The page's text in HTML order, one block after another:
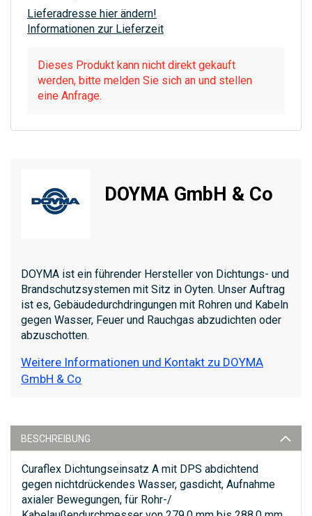
Lieferadresse hier ändern!
Informationen zur Lieferzeit
Dieses Produkt kann nicht direkt gekauft
werden, bitte melden Sie sich an und stellen
eine Anfrage.
DOYMA GmbH & Co
DOYMA ist ein führender Hersteller von Dichtungs- und
Brandschutzsystemen mit Sitz in Oyten. Unser Auftrag
ist es, Gebäudedurchdringungen mit Rohren und Kabeln
gegen Wasser, Feuer und Rauchgas abzudichten oder
abzuschotten.
Weitere Informationen und Kontakt zu DOYMA
GmbH & Co
BESCHREIBUNG
Curaflex Dichtungseinsatz A mit DPS abdichtend
gegen nichtdrückendes Wasser, gasdicht, Aufnahme
axialer Bewegungen, für Rohr-/